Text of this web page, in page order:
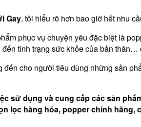
Gay, tôi hiểu rõ hơn bao giờ hết nhu
phục vụ chuyện yêu đặc biệt là
tình trạng sức khỏe của bản
đến cho người tiêu dùng những sản
sử dụng và cung cấp các sản
lọc hàng hóa, popper chính